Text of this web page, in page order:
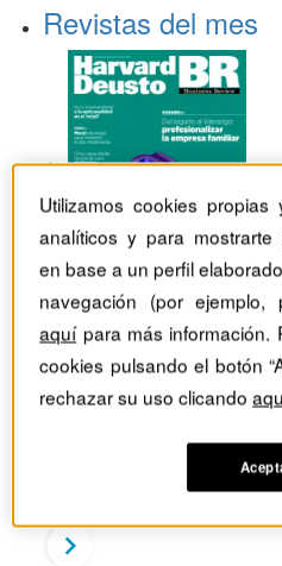
Revistas del mes
Utilizamos cookies
analíticos y para mostrarte
en base a un perfil
navegación (por ejemplo,
aquípara más información.
cookies pulsando el botón
rechazar su uso clicando